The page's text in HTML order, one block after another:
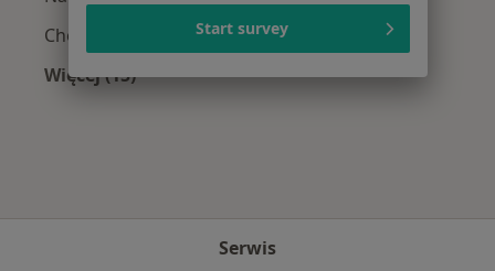
Choroby miazgi w Poznaniu
Więcej (15)
Serwis
Start survey